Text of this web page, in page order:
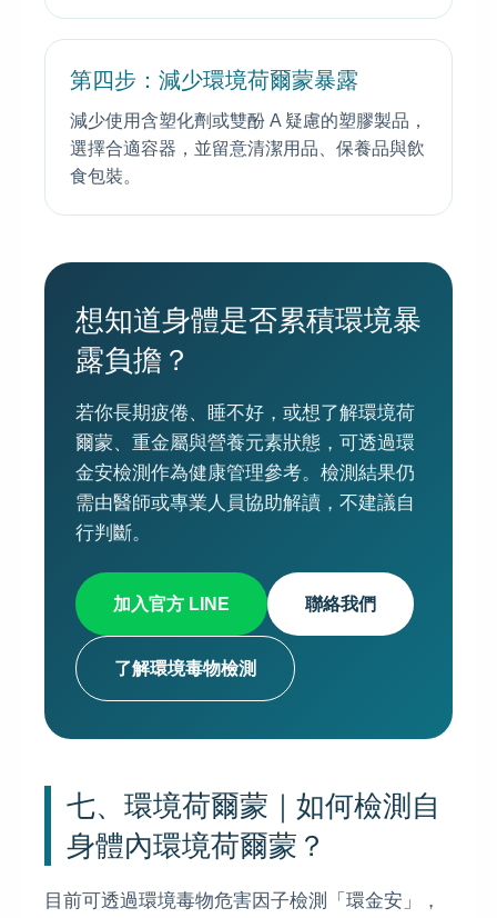
第四步：減少環境荷爾蒙暴露
減少使用含塑化劑或雙酚 A 疑慮的塑膠製品，
選擇合適容器，並留意清潔用品、保養品與飲
食包裝。
想知道身體是否累積環境暴
露負擔？
若你長期疲倦、睡不好，或想了解環境荷
爾蒙、重金屬與營養元素狀態，可透過環
金安檢測作為健康管理參考。檢測結果仍
需由醫師或專業人員協助解讀，不建議自
行判斷。
加入官方 LINE 聯絡我們
了解環境毒物檢測
七、環境荷爾蒙｜如何檢測自
身體內環境荷爾蒙？
目前可透過環境毒物危害因子檢測「環金安」，